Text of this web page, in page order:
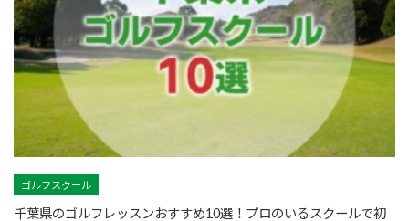
ゴルフスクール
千葉県のゴルフレッスンおすすめ10選！プロのいるスクールで初